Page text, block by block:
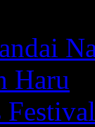
Haru
Festival